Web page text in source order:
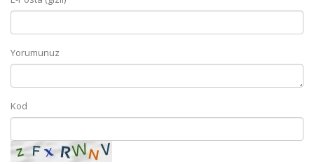
Yorumunuz
Kod